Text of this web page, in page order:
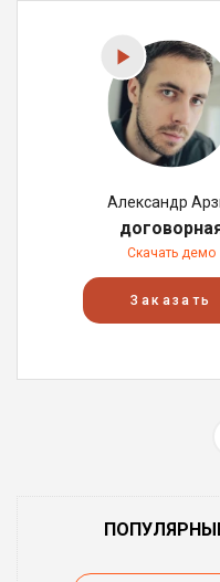
Александр
Скачать демо
Заказать